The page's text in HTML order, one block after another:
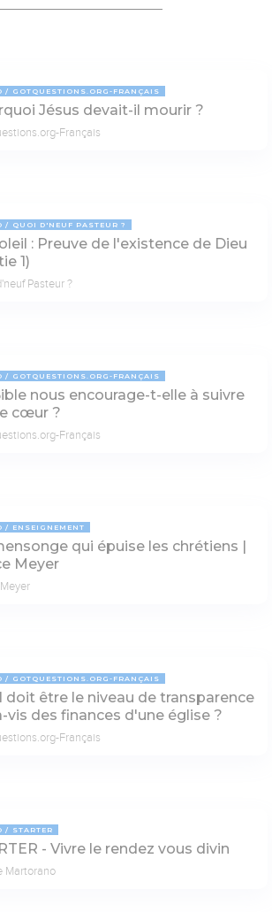
GOTQUESTIONS.ORG-FRANÇAIS
Jésus devait-il mourir ?
Français
QUOI D'NEUF PASTEUR ?
: Preuve de l'existence de Dieu
1)
Pasteur ?
GOTQUESTIONS.ORG-FRANÇAIS
nous encourage-t-elle à suivre
cœur ?
Français
ENSEIGNEMENT
qui épuise les chrétiens |
Meyer
GOTQUESTIONS.ORG-FRANÇAIS
doit être le niveau de transparence
vis des finances d'une église ?
Français
STARTER
- Vivre le rendez vous divin
Martorano